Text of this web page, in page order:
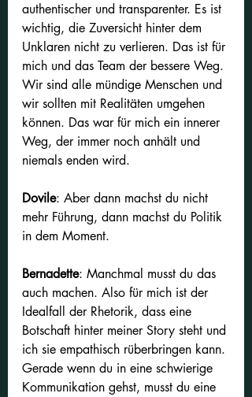
authentischer und transparenter. Es ist
wichtig, die Zuversicht hinter dem
Unklaren nicht zu verlieren. Das ist für
mich und das Team der bessere Weg.
Wir sind alle mündige Menschen und
wir sollten mit Realitäten umgehen
können. Das war für mich ein innerer
Weg, der immer noch anhält und
niemals enden wird.
Dovile: Aber dann machst du nicht
mehr Führung, dann machst du Politik
in dem Moment.
Bernadette: Manchmal musst du das
auch machen. Also für mich ist der
Idealfall der Rhetorik, dass eine
Botschaft hinter meiner Story steht und
ich sie empathisch rüberbringen kann.
Gerade wenn du in eine schwierige
Kommunikation gehst, musst du eine